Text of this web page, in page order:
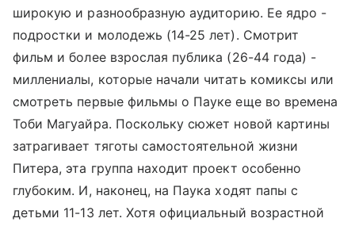
широкую и разнообразную аудиторию. Ее ядро -
подростки и молодежь (14-25 лет). Смотрит
фильм и более взрослая публика (26-44 года) -
миллениалы, которые начали читать комиксы или
смотреть первые фильмы о Пауке еще во времена
Тоби Магуайра. Поскольку сюжет новой картины
затрагивает тяготы самостоятельной жизни
Питера, эта группа находит проект особенно
глубоким. И, наконец, на Паука ходят папы с
детьми 11-13 лет. Хотя официальный возрастной